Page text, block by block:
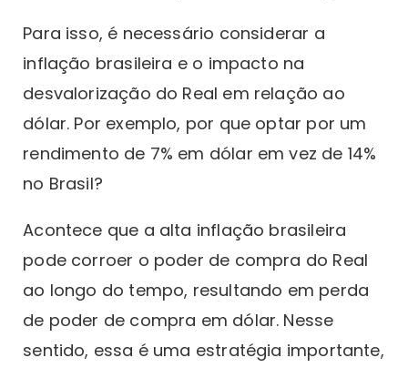
Para isso, é necessário considerar a
inflação brasileira e o impacto na
desvalorização do Real em relação ao
dólar. Por exemplo, por que optar por um
rendimento de 7% em dólar em vez de 14%
no Brasil?
Acontece que a alta inflação brasileira
pode corroer o poder de compra do Real
ao longo do tempo, resultando em perda
de poder de compra em dólar. Nesse
sentido, essa é uma estratégia importante,